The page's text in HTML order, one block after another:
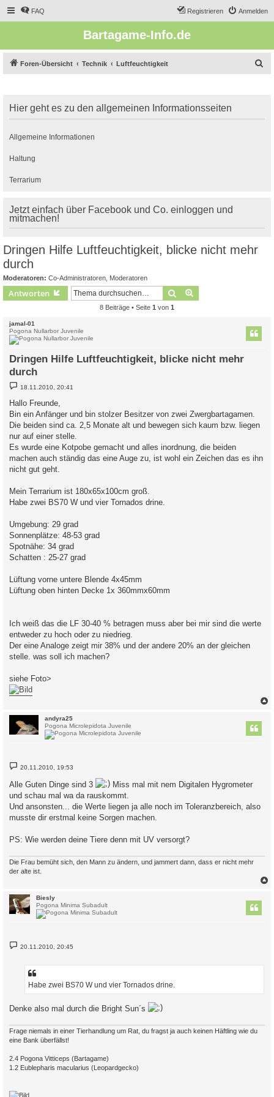
FAQ Anmelden
Registrieren
Bartagame-Info.de
Foren-Übersicht Technik Luftfeuchtigkeit
e
Hier geht es zu den allgemeinen Informationsseiten
Allgemeine Informationen
Haltung
Terrarium
Jetzt einfach über Facebook und Co. einloggen und
mitmachen!
Dringen Hilfe Luftfeuchtigkeit, blicke nicht mehr
durch
Moderatoren: Co-Administratoren Moderatoren
Antworten Suche
8 Beiträge • Seite 1 von 1
jamal-01
Pogona Nullarbor Juvenile
Dringen Hilfe Luftfeuchtigkeit, blicke nicht mehr
durch
B
e
i
t
r
g
18.11.2010, 20:41
Hallo Freunde,
Bin ein Anfänger und bin stolzer Besitzer von zwei Zwergbartagamen.
Die beiden sind ca. 2,5 Monate alt und bewegen sich kaum bzw. liegen
nur auf einer stelle.
Es wurde eine Kotpobe gemacht und alles inordnung, die beiden
machen auch ständig das eine Auge zu, ist wohl ein Zeichen das es ihn
nicht gut geht.
Mein Terrarium ist 180x65x100cm groß.
Habe zwei BS70 W und vier Tornados drine.
Umgebung: 29 grad
Sonnenplätze: 48-53 grad
Spotnähe: 34 grad
Schatten : 25-27 grad
Lüftung vorne untere Blende 4x45mm
Lüftung oben hinten Decke 1x 360mmx60mm
Ich weiß das die LF 30-40 % betragen muss aber bei mir sind die werte
entweder zu hoch oder zu niedrieg.
Der eine Analoge zeigt mir 38% und der andere 20% an der gleichen
stelle. was soll ich machen?
siehe Foto>
andyra25
Pogona Microlepidota Juvenile
B
e
t
r
g
20.11.2010, 19:53
Alle Guten Dinge sind 3
Miss mal mit nem Digitalen Hygrometer
und schau mal wa da rauskommt.
Und ansonsten... die Werte liegen ja alle noch im Toleranzbereich, also
musste dir erstmal keine Sorgen machen.
PS: Wie werden deine Tiere denn mit UV versorgt?
Die Frau bemüht sich, den Mann zu ändern, und jammert dann, dass er nicht mehr
der alte ist.
Biesly
Pogona Minima Subadult
B
e
20.11.2010, 20:45
Habe zwei BS70 W und vier Tornados drine.
Denke also mal durch die Bright Sun´s
Frage niemals in einer Tierhandlung um Rat, du fragst ja auch keinen Häftling wie du
eine Bank überfällst!
2.4 Pogona Vitticeps (Bartagame)
1.2 Eublepharis macularius (Leopardgecko)